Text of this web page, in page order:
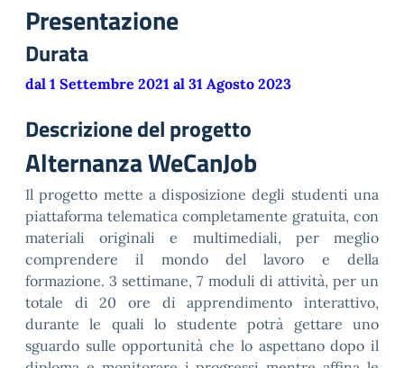
Presentazione
Durata
dal 1 Settembre 2021 al 31 Agosto 2023
Descrizione del progetto
Alternanza WeCanJob
Il progetto mette a disposizione degli studenti una
piattaforma telematica completamente gratuita, con
materiali originali e multimediali, per meglio
comprendere il mondo del lavoro e della
formazione. 3 settimane, 7 moduli di attività, per un
totale di 20 ore di apprendimento interattivo,
durante le quali lo studente potrà gettare uno
sguardo sulle opportunità che lo aspettano dopo il